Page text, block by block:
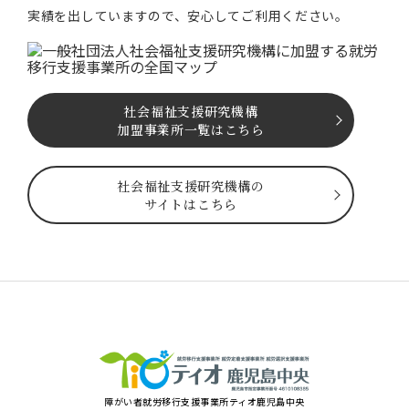
実績を出していますので、安⼼してご利⽤ください。
社会福祉⽀援研究機構
加盟事業所一覧はこちら
社会福祉⽀援研究機構の
サイトはこちら
障がい者就労移⾏⽀援事業所ティオ⿅児島中央